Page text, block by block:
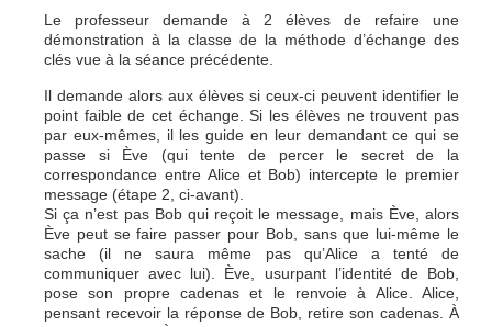
Le professeur demande à 2 élèves de refaire une
démonstration à la classe de la méthode d’échange des
clés vue à la séance précédente.
Il demande alors aux élèves si ceux-ci peuvent identifier le
point faible de cet échange. Si les élèves ne trouvent pas
par eux-mêmes, il les guide en leur demandant ce qui se
passe si Ève (qui tente de percer le secret de la
correspondance entre Alice et Bob) intercepte le premier
message (étape 2, ci-avant).
Si ça n’est pas Bob qui reçoit le message, mais Ève, alors
Ève peut se faire passer pour Bob, sans que lui-même le
sache (il ne saura même pas qu’Alice a tenté de
communiquer avec lui). Ève, usurpant l’identité de Bob,
pose son propre cadenas et le renvoie à Alice. Alice,
pensant recevoir la réponse de Bob, retire son cadenas. À